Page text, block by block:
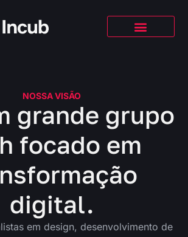
NOSSA VISÃO
grande grupo
focado em
digital.
em design, desenvolvimento de